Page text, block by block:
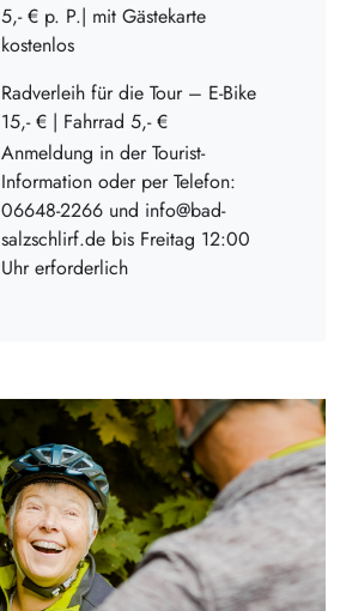
5,- € p. P.| mit Gästekarte
kostenlos
Radverleih für die Tour – E-Bike
15,- € | Fahrrad 5,- €
Anmeldung in der Tourist-
Information oder per Telefon:
06648-2266 und info@bad-
salzschlirf.de bis Freitag 12:00
Uhr erforderlich